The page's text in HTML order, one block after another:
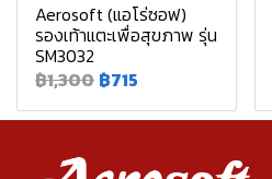
Aerosoft (แอโร่ซอฟ)
รองเท้าแตะเพื่อสุขภาพ รุ่น
SM3032
฿1,300 ฿715